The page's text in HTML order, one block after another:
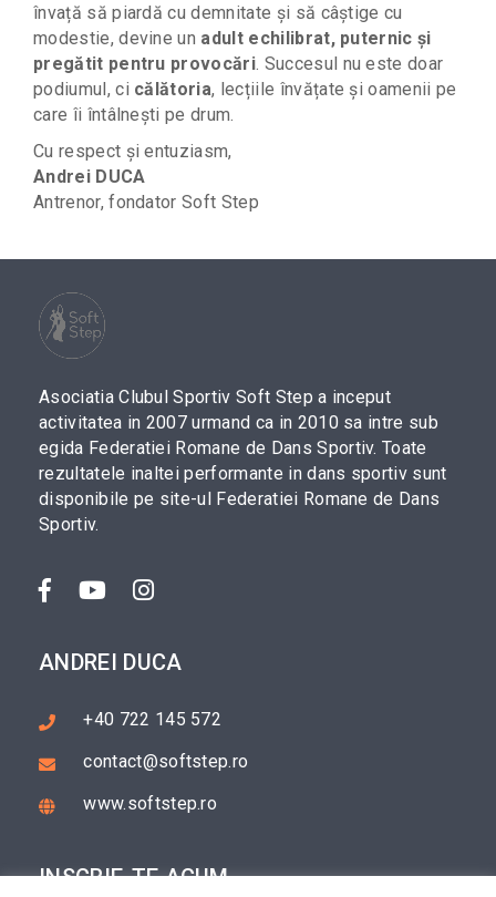
învață să piardă cu demnitate și să câștige cu
modestie, devine un adult echilibrat, puternic și
pregătit pentru provocări. Succesul nu este doar
podiumul, ci călătoria, lecțiile învățate și oamenii pe
care îi întâlnești pe drum.
Cu respect și entuziasm,
Andrei DUCA
Antrenor, fondator Soft Step
Asociatia Clubul Sportiv Soft Step a inceput
activitatea in 2007 urmand ca in 2010 sa intre sub
egida Federatiei Romane de Dans Sportiv. Toate
rezultatele inaltei performante in dans sportiv sunt
disponibile pe site-ul Federatiei Romane de Dans
Sportiv.
ANDREI DUCA
+40 722 145 572
contact@softstep.ro
www.softstep.ro
INSCRIE-TE ACUM